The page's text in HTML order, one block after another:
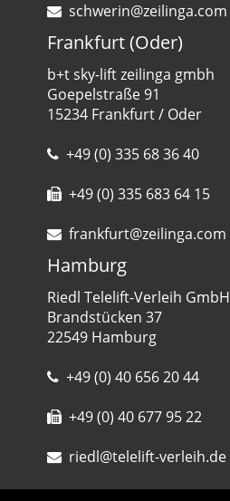
schwerin@zeilinga.com
Frankfurt (Oder)
b+t sky-lift zeilinga gmbh
Goepelstraße 91
15234 Frankfurt / Oder
+49 (0) 335 68 36 40
+49 (0) 335 683 64 15
frankfurt@zeilinga.com
Hamburg
Riedl Telelift-Verleih GmbH
Brandstücken 37
22549 Hamburg
+49 (0) 40 656 20 44
+49 (0) 40 677 95 22
riedl@telelift-verleih.de